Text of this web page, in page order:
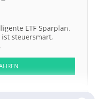
ETF-Sparplan.
ist steuersmart,